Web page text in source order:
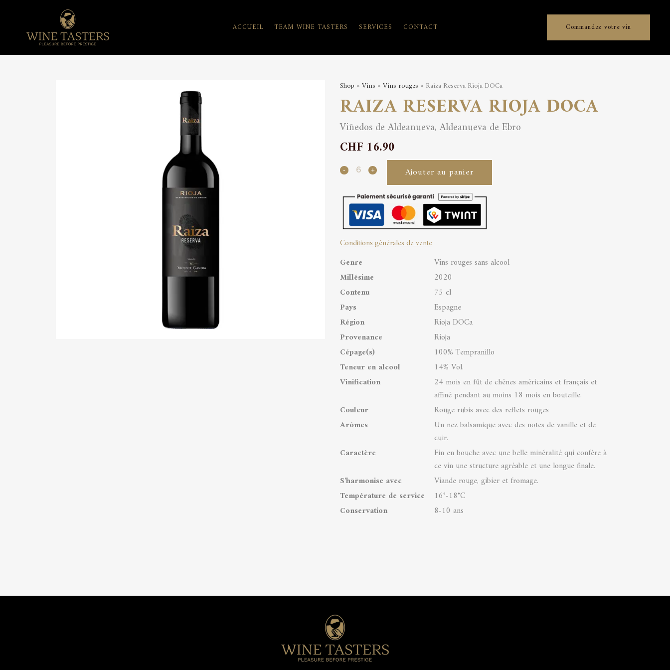
Commandez votre vin
ACCUEIL TEAM WINE TASTERS SERVICES CONTACT
Shop » Vins » Vins rouges » Raiza Reserva Rioja DOCa
RAIZA RESERVA RIOJA DOCA
Viñedos de Aldeanueva, Aldeanueva de Ebro
CHF 16.90
Raiza
Rioja
DOCa
quantity
Ajouter au panier
Conditions générales de vente
Genre
Vins rouges sans alcool
Millésime
2020
Contenu
75 cl
Pays
Espagne
Région
Rioja DOCa
Provenance
Rioja
Cépage(s)
100% Tempranillo
Teneur en alcool
14% Vol.
Vinification
24 mois en fût de chênes américains et français et
affiné pendant au moins 18 mois en bouteille.
Couleur
Rouge rubis avec des reflets rouges
Arômes
Un nez balsamique avec des notes de vanille et de
cuir.
Caractère
Fin en bouche avec une belle minéralité qui confère à
ce vin une structure agréable et une longue finale.
S'harmonise avec
Viande rouge, gibier et fromage.
Température de service
16°-18°C
Conservation
8-10 ans